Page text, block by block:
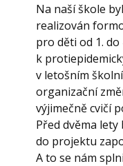
Na naší škole
realizován
pro děti od 1. do
k
v letošním
organizační
výjimečně cvičí
Před dvěma
do projektu
A to se nám